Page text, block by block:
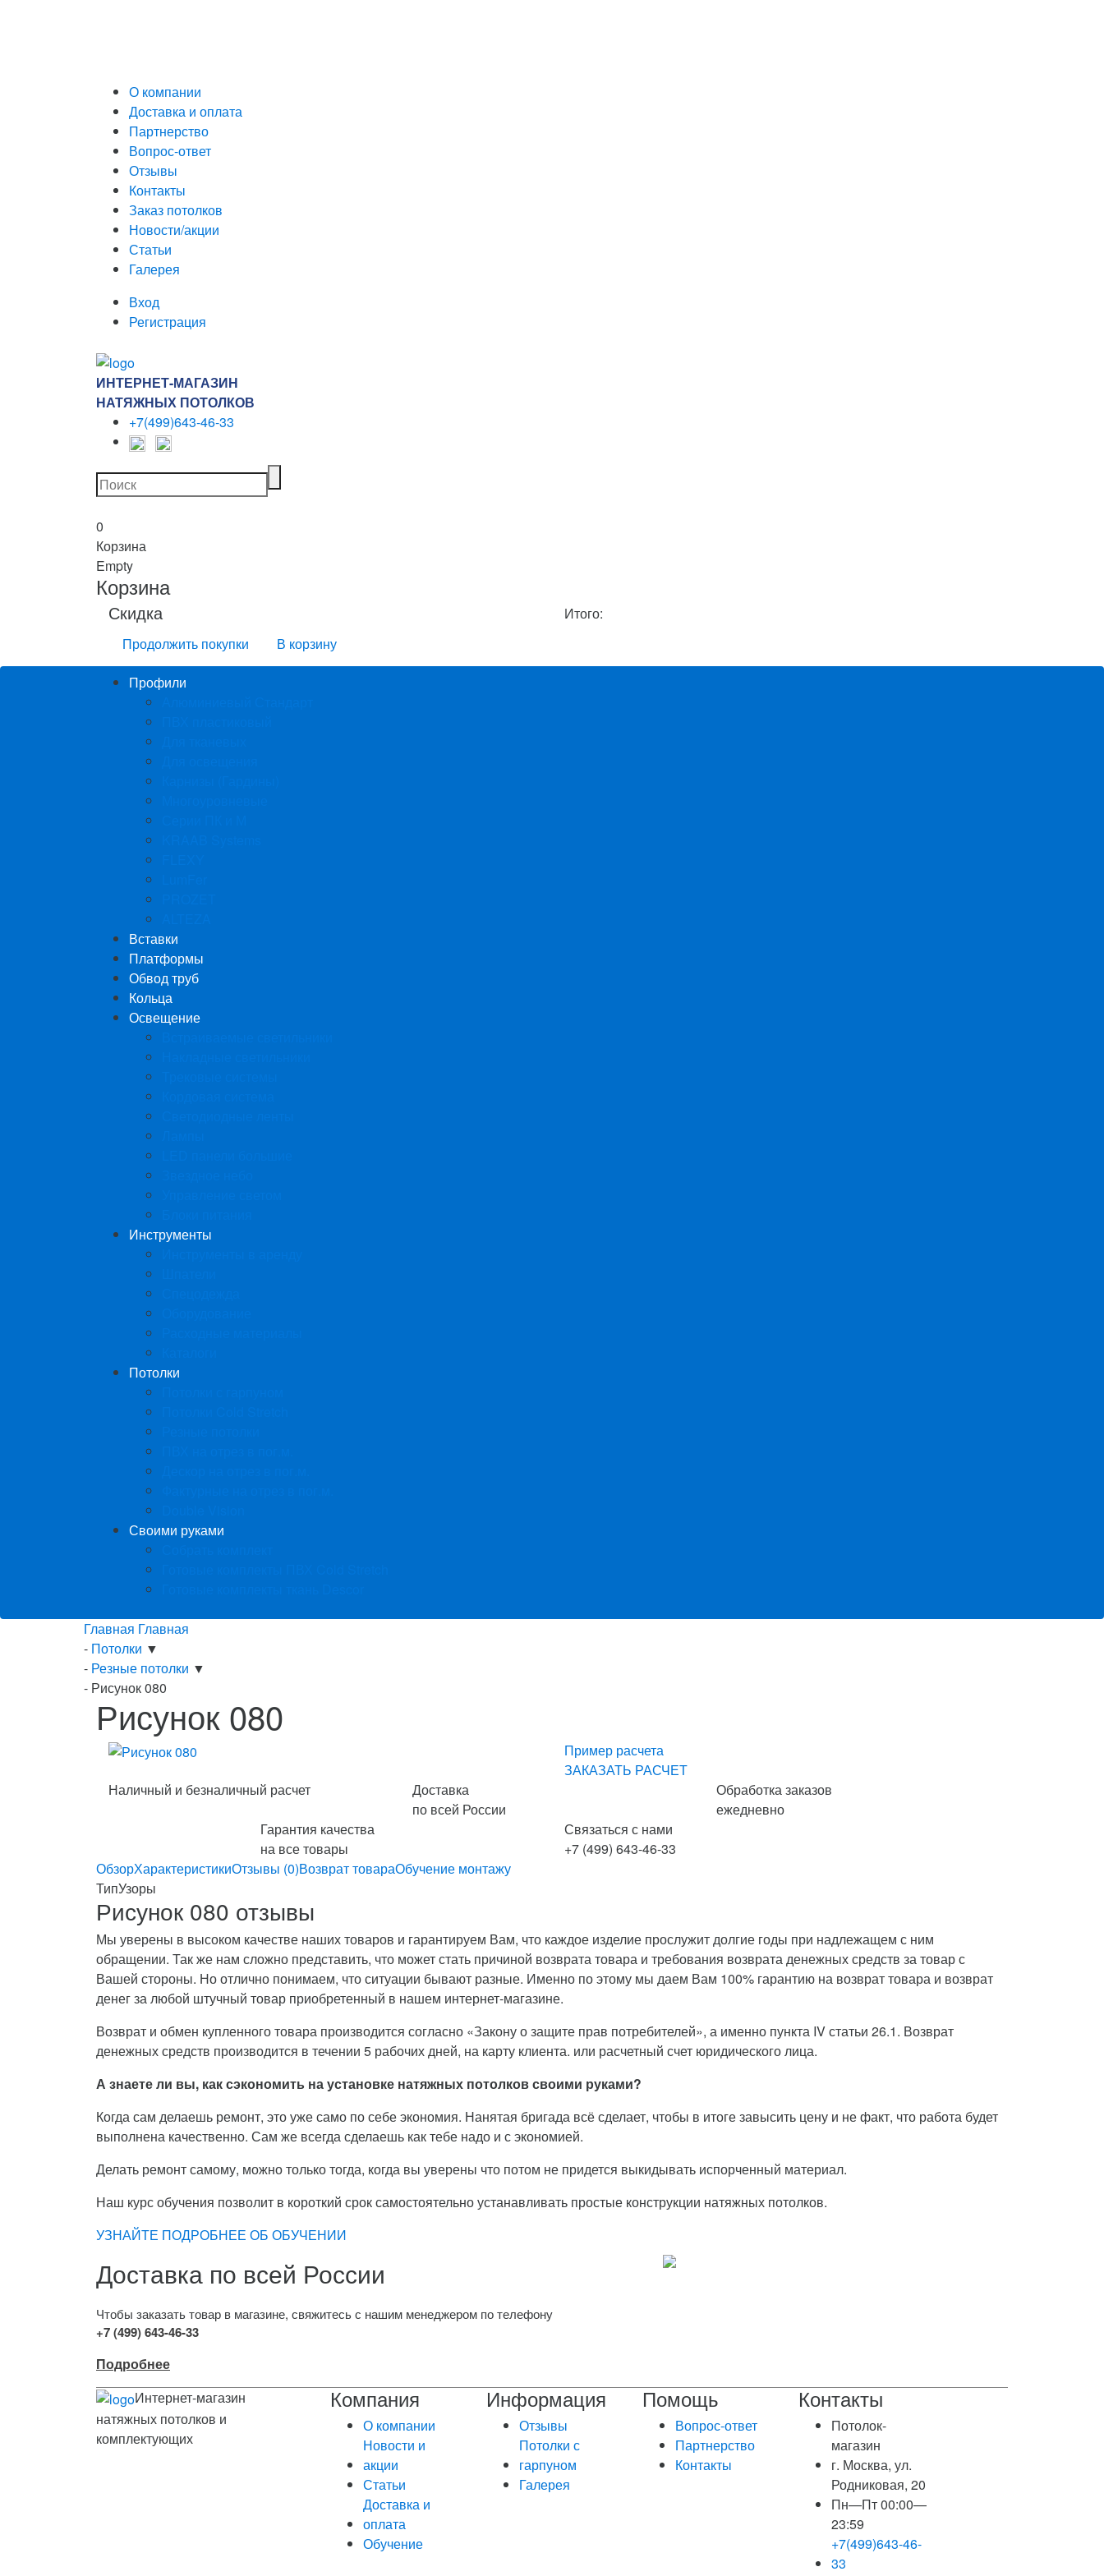
О компании
Доставка и оплата
Партнерство
Вопрос-ответ
Отзывы
Контакты
Заказ потолков
Новости/акции
Статьи
Галерея
Вход
Регистрация
ИНТЕРНЕТ-МАГАЗИН
НАТЯЖНЫХ ПОТОЛКОВ
+7(499)643-46-33
0
Корзина
Empty
Корзина
Скидка
Итого:
Продолжить покупки
В корзину
Профили
Вставки
Платформы
Обвод труб
Кольца
Освещение
Инструменты
Потолки
Своими руками
Главная Главная
- Потолки ▼
- Резные потолки ▼
- Рисунок 080
Рисунок 080
Пример расчета
ЗАКАЗАТЬ РАСЧЕТ
Наличный и безналичный расчет
Доставка
по всей России
Обработка заказов
ежедневно
Гарантия качества
на все товары
Связаться с нами
+7 (499) 643-46-33
ОбзорХарактеристикиОтзывы (0)Возврат товараОбучение монтажу
ТипУзоры
Рисунок 080 отзывы
Мы уверены в высоком качестве наших товаров и гарантируем Вам, что каждое изделие прослужит долгие годы при надлежащем с ним
обращении. Так же нам сложно представить, что может стать причиной возврата товара и требования возврата денежных средств за товар с
Вашей стороны. Но отлично понимаем, что ситуации бывают разные. Именно по этому мы даем Вам 100% гарантию на возврат товара и возврат
денег за любой штучный товар приобретенный в нашем интернет-магазине.
Возврат и обмен купленного товара производится согласно «Закону о защите прав потребителей», а именно пункта IV статьи 26.1. Возврат
денежных средств производится в течении 5 рабочих дней, на карту клиента. или расчетный счет юридического лица.
А знаете ли вы, как сэкономить на установке натяжных потолков своими руками?
Когда сам делаешь ремонт, это уже само по себе экономия. Нанятая бригада всё сделает, чтобы в итоге завысить цену и не факт, что работа будет
выполнена качественно. Сам же всегда сделаешь как тебе надо и с экономией.
Делать ремонт самому, можно только тогда, когда вы уверены что потом не придется выкидывать испорченный материал.
Наш курс обучения позволит в короткий срок самостоятельно устанавливать простые конструкции натяжных потолков.
УЗНАЙТЕ ПОДРОБНЕЕ ОБ ОБУЧЕНИИ
Доставка по всей России
Чтобы заказать товар в магазине, свяжитесь с нашим менеджером по телефону
+7 (499) 643-46-33
Подробнее
Интернет-магазин
натяжных потолков и
комплектующих
Компания
О компании
Новости и
акции
Статьи
Доставка и
оплата
Обучение
Информация
Отзывы
Потолки с
гарпуном
Галерея
Помощь
Вопрос-ответ
Партнерство
Контакты
Контакты
Потолок-
магазин
г. Москва, ул.
Родниковая, 20
Пн—Пт 00:00—
23:59
+7(499)643-46-
33